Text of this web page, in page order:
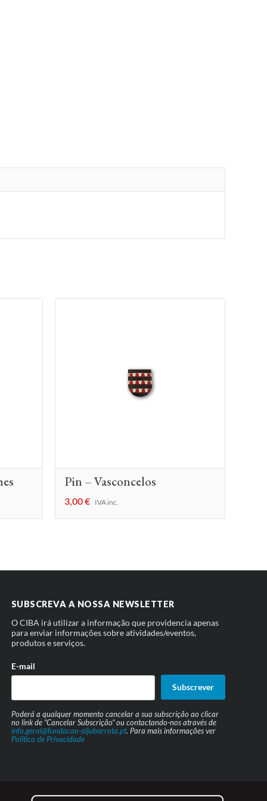
Pin – Vasconcelos
3,00€ IVA inc.
SUBSCREVA A NOSSA NEWSLETTER
O CIBA irá utilizar a informação que providencia apenas
para enviar informações sobre atividades/eventos,
produtos e serviços.
E-mail
Subscrever
Poderá a qualquer momento cancelar a sua subscrição ao clicar
no link de “Cancelar Subscrição” ou contactando-nos através de
info.geral@fundacao-aljubarrota.pt. Para mais informações ver
Política de Privacidade